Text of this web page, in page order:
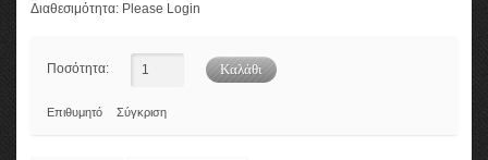
Διαθεσιμότητα: Please Login
Ποσότητα:
Επιθυμητό Σύγκριση